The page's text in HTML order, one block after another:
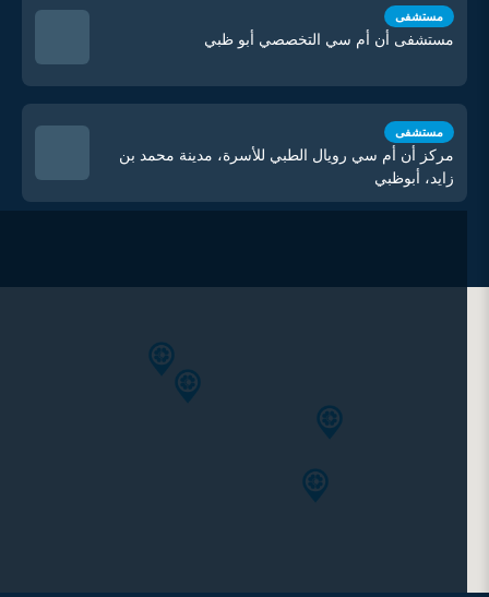
مستشفى
مستشفى أن أم سي التخصصي أبو ظبي
مستشفى
مركز أن أم سي رويال الطبي للأسرة، مدينة محمد بن
زايد، أبوظبي